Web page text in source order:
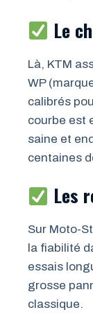
Le
Là, KTM
WP
calibrés
courbe est
saine et
centaines
Les
Sur Moto-
la fiabilité
essais
grosse
classique.